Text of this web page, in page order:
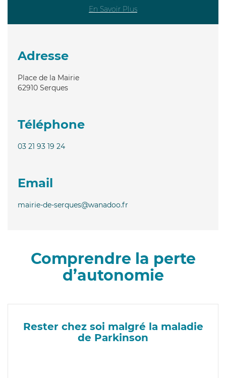
En Savoir Plus
Adresse
Place de la Mairie
62910 Serques
Téléphone
03 21 93 19 24
Email
mairie-de-serques@wanadoo.fr
Comprendre la perte
d’autonomie
Rester chez soi malgré la maladie
de Parkinson